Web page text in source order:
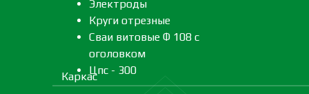
Электроды
Круги отрезные
Сваи витовые Ф 108 с
оголовком
Цпс - 300
Каркас